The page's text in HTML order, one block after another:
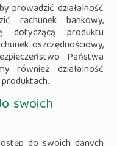
prowadzić działalność
rachunek bankowy,
produktu
oszczędnościowy,
Państwa
również działalność
swoich